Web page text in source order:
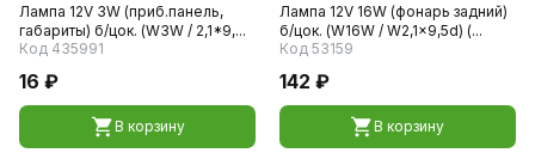
Лампа 12V 3W (приб.панель,
габариты) б/цок. (W3W / 2,1*9,...
Код 435991
16 ₽
В корзину
Лампа 12V 16W (фонарь задний)
б/цок. (W16W / W2,1x9,5d) (...
Код 53159
142 ₽
В корзину